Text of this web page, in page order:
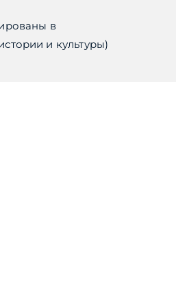
в
и культуры)